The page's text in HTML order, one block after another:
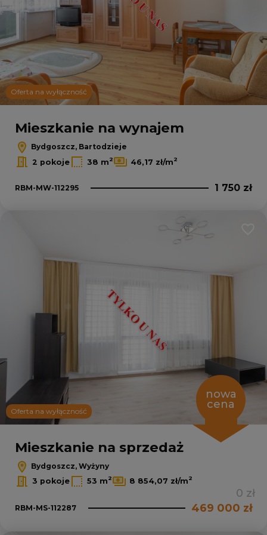
3
45
Leaflet|© OpenMapTiles© OpenStreetMap contributors
Oferta na wyłączność
Mieszkanie na wynajem
Bydgoszcz, Bartodzieje
2 pokoje
38 m2 46,17 zł/m2
RBM-MW-112295 1 750 zł
Oferta na wyłączność
nowa
cena
Mieszkanie na sprzedaż
Bydgoszcz, Wyżyny
3 pokoje
53 m2 8 854,07 zł/m2
0 zł
RBM-MS-112287 469 000 zł